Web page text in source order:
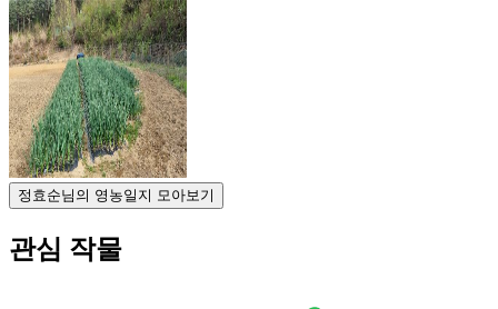
정효순님의 영농일지 모아보기
관심 작물